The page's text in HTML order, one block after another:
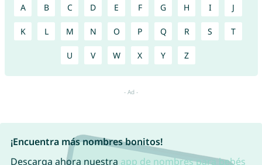
A B C D E F G H I J
K L M N O P Q R S T
U V W X Y Z
¡Encuentra más nombres bonitos!
Descarga ahora nuestra app de nombres para bebés